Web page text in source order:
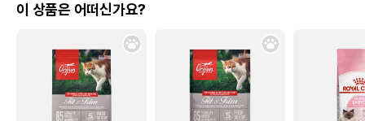
이 상품은 어떠신가요?